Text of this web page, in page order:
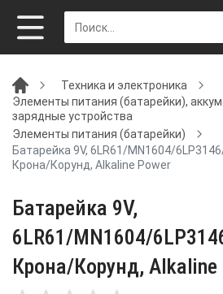
Техника и электроника
Элементы питания (батарейки),
зарядные устройства
Элементы питания (батарейки)
Батарейка 9V, 6LR61/MN1604/
Крона/Корунд, Alkaline Power
Батарейка 9V,
6LR61/MN1604/
Крона/Корунд, Alkaline